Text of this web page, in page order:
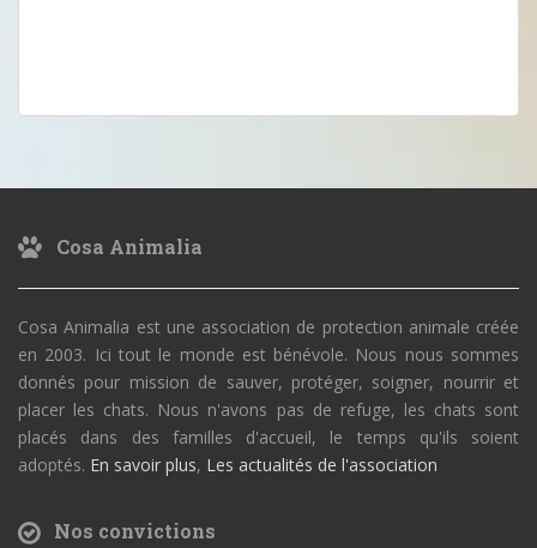
Cosa Animalia
Cosa Animalia est une association de protection animale créée
en 2003. Ici tout le monde est bénévole. Nous nous sommes
donnés pour mission de sauver, protéger, soigner, nourrir et
placer les chats. Nous n'avons pas de refuge, les chats sont
placés dans des familles d'accueil, le temps qu'ils soient
adoptés. En savoir plus, Les actualités de l'association
Nos convictions